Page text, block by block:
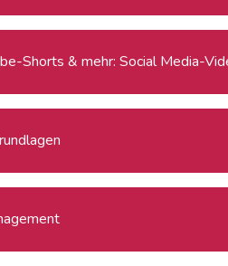
Shorts & mehr: Social Media-